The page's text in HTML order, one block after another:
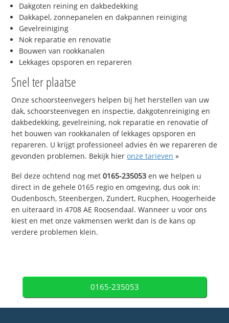
Dakgoten reining en dakbedekking
Dakkapel, zonnepanelen en dakpannen reiniging
Gevelreiniging
Nok reparatie en renovatie
Bouwen van rookkanalen
Lekkages opsporen en repareren
Snel ter plaatse
Onze schoorsteenvegers helpen bij het herstellen van uw
dak, schoorsteenvegen en inspectie, dakgotenreiniging en
dakbedekking, gevelreining, nok reparatie en renovatie of
het bouwen van rookkanalen of lekkages opsporen en
repareren. U krijgt professioneel advies én we repareren de
gevonden problemen. Bekijk hieronze tarieven »
Bel deze ochtend nog met0165-235053 en we helpen u
direct in de gehele 0165 regio en omgeving, dus ook in:
Oudenbosch, Steenbergen, Zundert, Rucphen, Hoogerheide
en uiteraard in 4708 AE Roosendaal. Wanneer u voor ons
kiest en met onze vakmensen werkt dan is de kans op
verdere problemen klein.
0165-235053